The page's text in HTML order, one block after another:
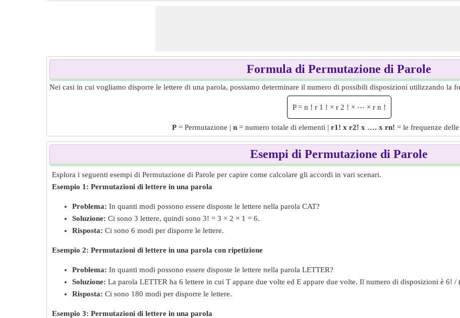
Formula di Permutazione di Parole
Nei casi in cui vogliamo disporre le lettere di una parola, possiamo determinare il numero di possibili disposizioni utilizzando la
P = n ! r 1 ! × r 2 ! × ⋯ × r n !
P = Permutazione | n = numero totale di elementi | r1! x r2! x …. x rn! = le frequenze
Esempi di Permutazione di Parole
Esplora i seguenti esempi di Permutazione di Parole per capire come calcolare gli accordi in vari scenari.
Esempio 1: Permutazioni di lettere in una parola
Problema: In quanti modi possono essere disposte le lettere nella parola CAT?
Soluzione: Ci sono 3 lettere, quindi sono 3! = 3 × 2 × 1 = 6.
Risposta: Ci sono 6 modi per disporre le lettere.
Esempio 2: Permutazioni di lettere in una parola con ripetizione
Problema: In quanti modi possono essere disposte le lettere nella parola LETTER?
Soluzione: La parola LETTER ha 6 lettere in cui T appare due volte ed E appare due volte. Il numero di disposizioni è 6!
Risposta: Ci sono 180 modi per disporre le lettere.
Esempio 3: Permutazioni di lettere in una parola